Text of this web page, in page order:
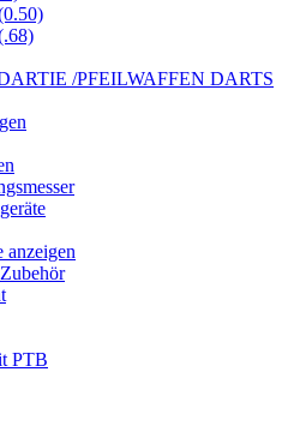
/PFEILWAFFEN DARTS
anzeigen
PTB